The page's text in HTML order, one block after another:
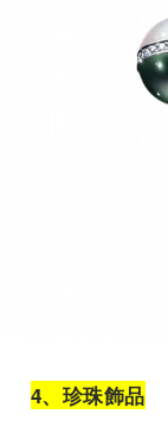
4、珍珠飾品